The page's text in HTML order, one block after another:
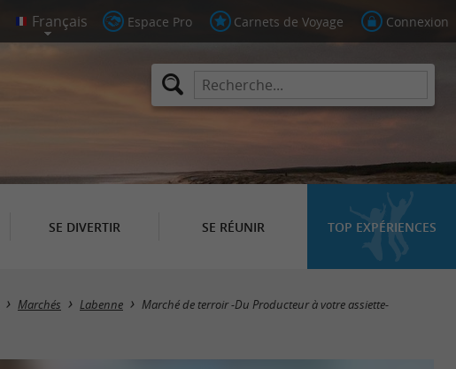
Espace Pro Carnets de Voyage Connexion
SE DIVERTIR SE RÉUNIR TOP EXPÉRIENCES
Marchés Labenne Marché de terroir -Du Producteur à votre assiette-